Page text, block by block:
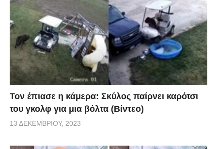
Τον έπιασε η κάμερα: Σκύλος παίρνει καρότσι
του γκολφ για μια βόλτα (Βίντεο)
13 ΔΕΚΕΜΒΡΊΟΥ, 2023